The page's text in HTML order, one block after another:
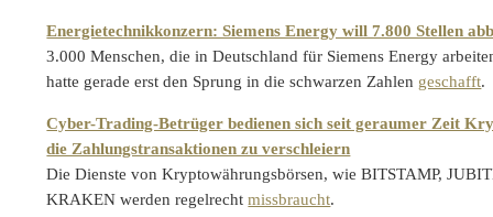
Energietechnikkonzern: Siemens Energy will 7.800 Stellen
3.000 Menschen, die in Deutschland für Siemens Energy
hatte gerade erst den Sprung in die schwarzen Zahlen geschafft.
Cyber-Trading-Betrüger bedienen sich seit geraumer Zeit
die Zahlungstransaktionen zu verschleiern
Die Dienste von Kryptowährungsbörsen, wie BITSTAMP,
KRAKEN werden regelrechtmissbraucht.